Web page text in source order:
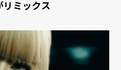
リミックス